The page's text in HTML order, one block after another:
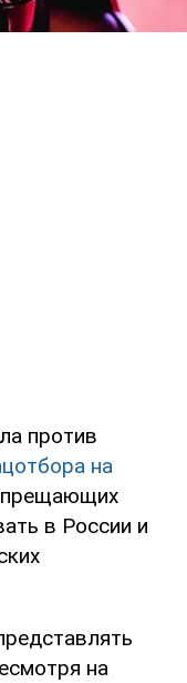
против
на
в России и
на